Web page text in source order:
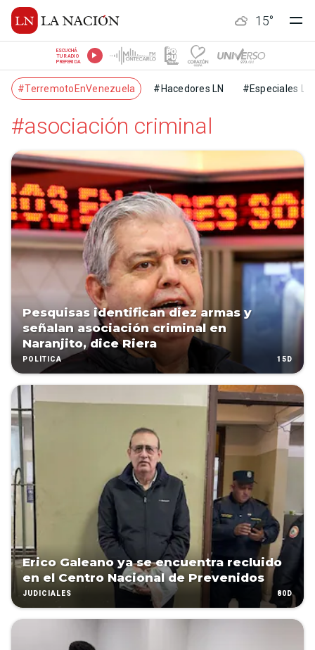
15°
ESCUCHÁ
TU RADIO
PREFERIDA
#TerremotoEnVenezuela #Hacedores LN #Especiales LN
#asociación criminal
Pesquisas identifican diez armas y
señalan asociación criminal en
Naranjito, dice Riera
POLÍTICA 15D
Erico Galeano ya se encuentra recluido
en el Centro Nacional de Prevenidos
JUDICIALES 80D